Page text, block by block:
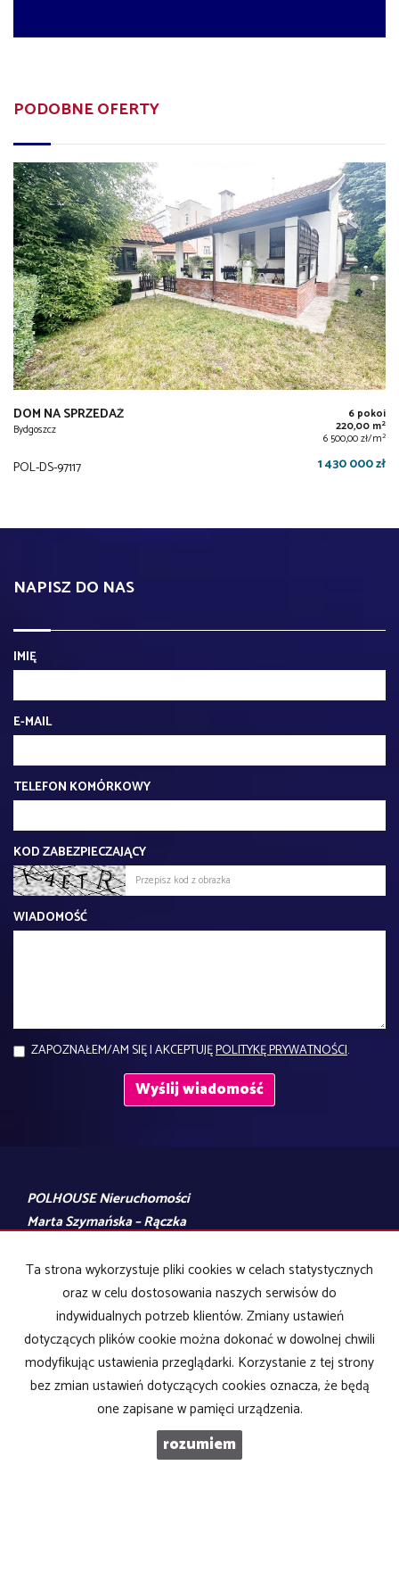
PODOBNE OFERTY
DOM NA SPRZEDAŻ
Bydgoszcz
6 pokoi
220,00 m2
6 500,00 zł/m2
POL-DS-97117 1 430 000 zł
NAPISZ DO NAS
IMIĘ
E-MAIL
TELEFON KOMÓRKOWY
KOD ZABEZPIECZAJĄCY
WIADOMOŚĆ
ZAPOZNAŁEM/AM SIĘ I AKCEPTUJĘPOLITYKĘ PRYWATNOŚCI.
POLHOUSE Nieruchomości
Marta Szymańska – Rączka
Plac Wolności 5/2
85-004 Bydgoszcz
NIP 554-248-38-07
Mieszkaniana wynajem
Domyna wynajem
na wynajem
na wynajem
Ta strona wykorzystuje pliki cookies w celach statystycznych
oraz w celu dostosowania naszych serwisów do
indywidualnych potrzeb klientów. Zmiany ustawień
dotyczących plików cookie można dokonać w dowolnej chwili
modyfikując ustawienia przeglądarki. Korzystanie z tej strony
bez zmian ustawień dotyczących cookies oznacza, że będą
one zapisane w pamięci urządzenia.
rozumiem